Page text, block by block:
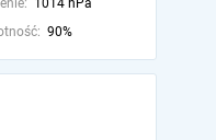
1014 hPa
90%